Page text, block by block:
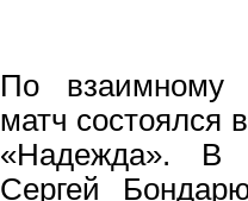
По взаимному
матч состоялся
«Надежда». В
Сергей